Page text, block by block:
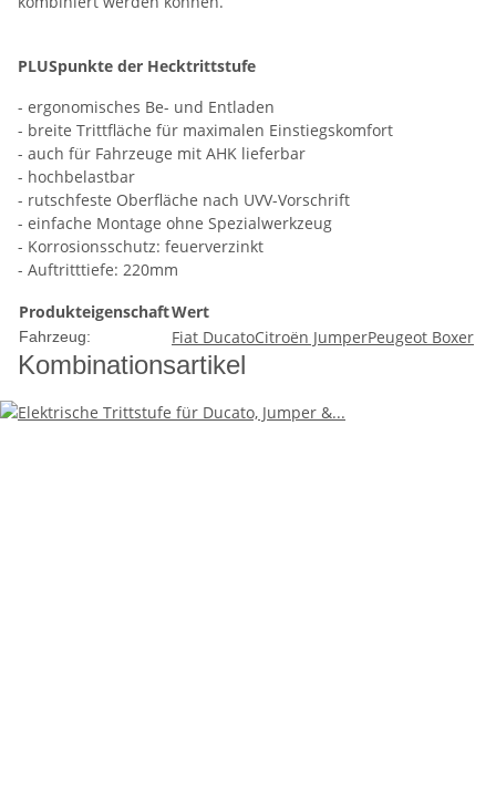
PLUSpunkte der Hecktrittstufe
- ergonomisches Be- und Entladen
- breite Trittfläche für maximalen Einstiegskomfort
- auch für Fahrzeuge mit AHK lieferbar
- hochbelastbar
- rutschfeste Oberfläche nach UVV-Vorschrift
- einfache Montage ohne Spezialwerkzeug
- Korrosionsschutz: feuerverzinkt
- Auftritttiefe: 220mm
ProdukteigenschaftWert
Fahrzeug: Fiat DucatoCitroën JumperPeugeot Boxer
Kombinationsartikel